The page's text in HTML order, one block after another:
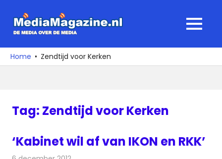
naar
media
over
MENU
Home Zendtijd voor Kerken
Tag: Zendtijd voor Kerken
‘Kabinet wil af van IKON en RKK’